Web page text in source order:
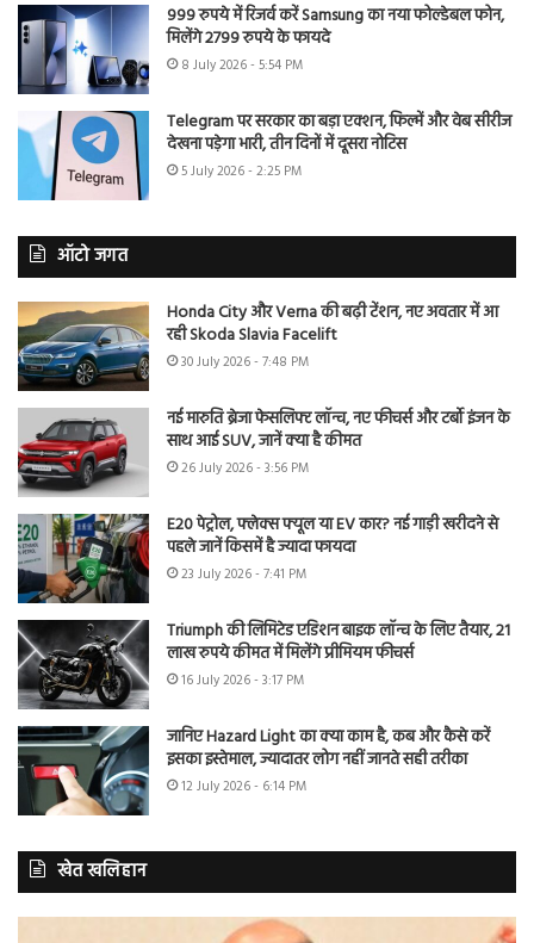
999 रुपये में रिजर्व करें Samsung का नया फोल्डेबल फोन,
मिलेंगे 2799 रुपये के फायदे
8 July 2026 - 5:54 PM
Telegram पर सरकार का बड़ा एक्शन, फिल्में और वेब सीरीज
देखना पड़ेगा भारी, तीन दिनों में दूसरा नोटिस
5 July 2026 - 2:25 PM
ऑटो जगत
Honda City और Verna की बढ़ी टेंशन, नए अवतार में आ
रही Skoda Slavia Facelift
30 July 2026 - 7:48 PM
नई मारुति ब्रेजा फेसलिफ्ट लॉन्च, नए फीचर्स और टर्बो इंजन के
साथ आई SUV, जानें क्या है कीमत
26 July 2026 - 3:56 PM
E20 पेट्रोल, फ्लेक्स फ्यूल या EV कार? नई गाड़ी खरीदने से
पहले जानें किसमें है ज्यादा फायदा
23 July 2026 - 7:41 PM
Triumph की लिमिटेड एडिशन बाइक लॉन्च के लिए तैयार, 21
लाख रुपये कीमत में मिलेंगे प्रीमियम फीचर्स
16 July 2026 - 3:17 PM
जानिए Hazard Light का क्या काम है, कब और कैसे करें
इसका इस्तेमाल, ज्यादातर लोग नहीं जानते सही तरीका
12 July 2026 - 6:14 PM
खेत खलिहान